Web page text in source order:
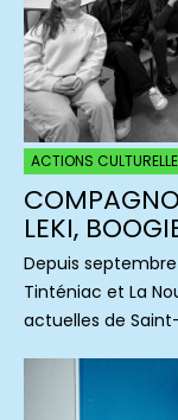
ACTIONS
LEKI,
Depuis
Tinténiac et La
actuelles de